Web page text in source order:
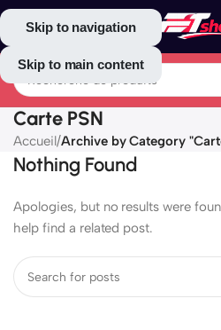
Skip to navigation
Skip to main content
Carte PSN
Accueil/Archive by Category
Nothing Found
Apologies, but no results were
help find a related post.